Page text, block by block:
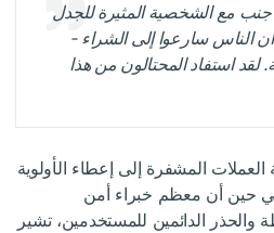
جنب مع الشخصية المثيرة للجدل
أن الناس سارعوا إلى الشراء -
لقد استفاد المحتالون من هذا
المشفرة إلى إعطاء الأولوية
حين أن معظم خبراء أمن
والحذر الدائمين للمستخدمين، تشير